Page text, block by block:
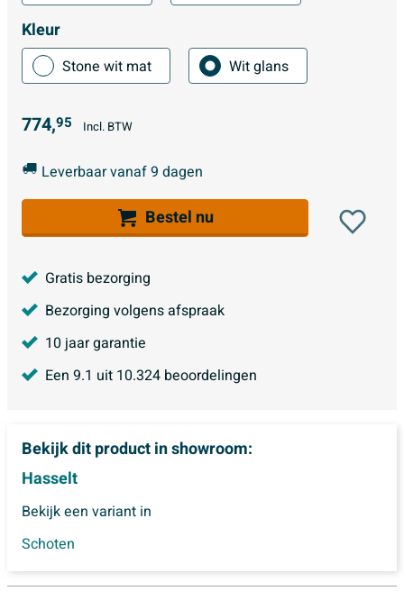
Kleur
Stone wit mat Wit glans
774,95 Incl. BTW
Leverbaar vanaf 9 dagen
Bestel nu
Gratis bezorging
Bezorging volgens afspraak
10 jaar garantie
Een 9.1 uit 10.324 beoordelingen
Bekijk dit product in showroom:
Hasselt
Bekijk een variant in
Schoten